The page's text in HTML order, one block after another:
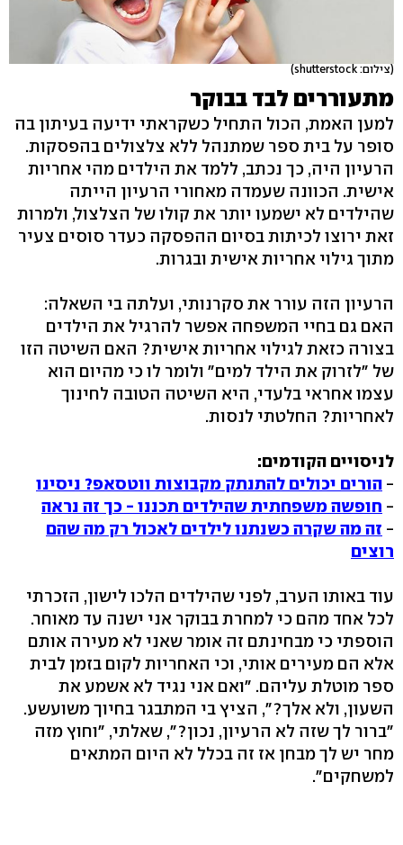
(צילום: shutterstock)
מתעוררים לבד בבוקר
למען האמת, הכול התחיל כשקראתי ידיעה בעיתון בה
סופר על בית ספר שמתנהל ללא צלצולים בהפסקות.
הרעיון היה, כך נכתב, ללמד את הילדים מהי אחריות
אישית. הכוונה שעמדה מאחורי הרעיון הייתה
שהילדים לא ישמעו יותר את קולו של הצלצול, ולמרות
זאת ירוצו לכיתות בסיום ההפסקה כעדר סוסים צעיר
מתוך גילוי אחריות אישית ובגרות.
הרעיון הזה עורר את סקרנותי, ועלתה בי השאלה:
האם גם בחיי המשפחה אפשר להרגיל את הילדים
בצורה כזאת לגילוי אחריות אישית? האם השיטה הזו
של "לזרוק את הילד למים" ולומר לו כי מהיום הוא
עצמו אחראי בלעדי, היא השיטה הטובה לחינוך
לאחריות? החלטתי לנסות.
לניסויים הקודמים:
- הורים יכולים להתנתק מקבוצות ווטסאפ? ניסינו
- חופשה משפחתית שהילדים תכננו - כך זה נראה
- זה מה שקרה כשנתנו לילדים לאכול רק מה שהם
רוצים
עוד באותו הערב, לפני שהילדים הלכו לישון, הזכרתי
לכל אחד מהם כי למחרת בבוקר אני ישנה עד מאוחר.
הוספתי כי מבחינתם זה אומר שאני לא מעירה אותם
אלא הם מעירים אותי, וכי האחריות לקום בזמן לבית
ספר מוטלת עליהם. "ואם אני נגיד לא אשמע את
השעון, ולא אלך?", הציץ בי המתבגר בחיוך משועשע.
"ברור לך שזה לא הרעיון, נכון?", שאלתי, "וחוץ מזה
מחר יש לך מבחן אז זה בכלל לא היום המתאים
למשחקים".